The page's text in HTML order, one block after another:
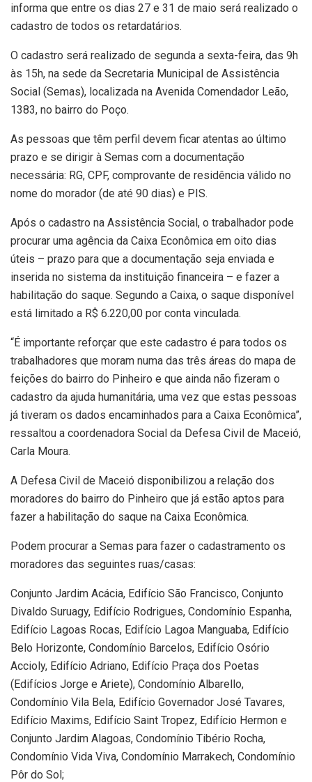
informa que entre os dias 27 e 31 de maio será realizado o
cadastro de todos os retardatários.
O cadastro será realizado de segunda a sexta-feira, das 9h
às 15h, na sede da Secretaria Municipal de Assistência
Social (Semas), localizada na Avenida Comendador Leão,
1383, no bairro do Poço.
As pessoas que têm perfil devem ficar atentas ao último
prazo e se dirigir à Semas com a documentação
necessária: RG, CPF, comprovante de residência válido no
nome do morador (de até 90 dias) e PIS.
Após o cadastro na Assistência Social, o trabalhador pode
procurar uma agência da Caixa Econômica em oito dias
úteis – prazo para que a documentação seja enviada e
inserida no sistema da instituição financeira – e fazer a
habilitação do saque. Segundo a Caixa, o saque disponível
está limitado a R$ 6.220,00 por conta vinculada.
“É importante reforçar que este cadastro é para todos os
trabalhadores que moram numa das três áreas do mapa de
feições do bairro do Pinheiro e que ainda não fizeram o
cadastro da ajuda humanitária, uma vez que estas pessoas
já tiveram os dados encaminhados para a Caixa Econômica”,
ressaltou a coordenadora Social da Defesa Civil de Maceió,
Carla Moura.
A Defesa Civil de Maceió disponibilizou a relação dos
moradores do bairro do Pinheiro que já estão aptos para
fazer a habilitação do saque na Caixa Econômica.
Podem procurar a Semas para fazer o cadastramento os
moradores das seguintes ruas/casas:
Conjunto Jardim Acácia, Edifício São Francisco, Conjunto
Divaldo Suruagy, Edifício Rodrigues, Condomínio Espanha,
Edifício Lagoas Rocas, Edifício Lagoa Manguaba, Edifício
Belo Horizonte, Condomínio Barcelos, Edifício Osório
Accioly, Edifício Adriano, Edifício Praça dos Poetas
(Edifícios Jorge e Ariete), Condomínio Albarello,
Condomínio Vila Bela, Edifício Governador José Tavares,
Edifício Maxims, Edifício Saint Tropez, Edifício Hermon e
Conjunto Jardim Alagoas, Condomínio Tibério Rocha,
Condomínio Vida Viva, Condomínio Marrakech, Condomínio
Pôr do Sol;